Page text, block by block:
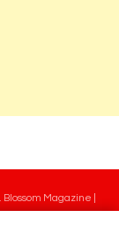
Blossom Magazine |